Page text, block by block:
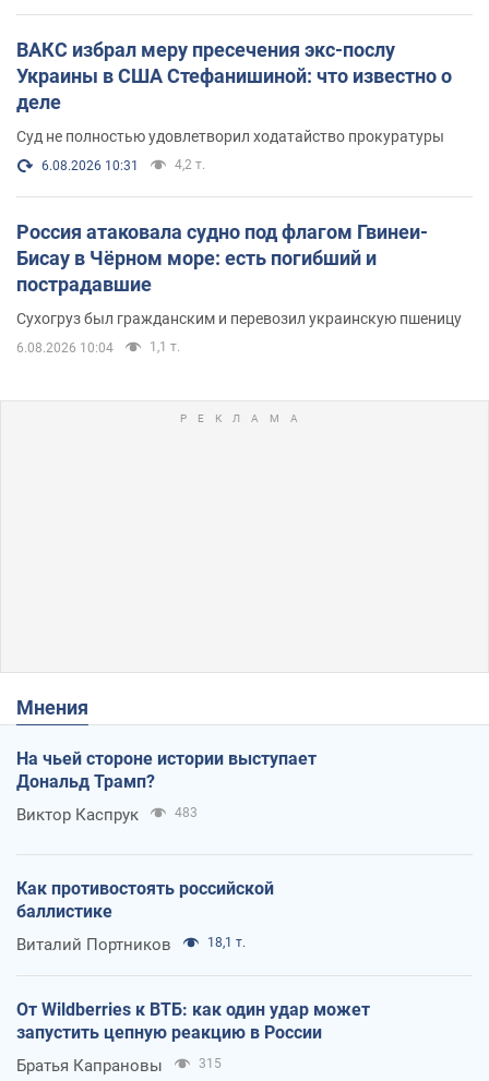
ВАКС избрал меру пресечения экс-послу
Украины в США Стефанишиной: что известно о
деле
Суд не полностью удовлетворил ходатайство прокуратуры
6.08.2026 10:31 4,2 т.
Россия атаковала судно под флагом Гвинеи-
Бисау в Чёрном море: есть погибший и
пострадавшие
Сухогруз был гражданским и перевозил украинскую пшеницу
6.08.2026 10:04 1,1 т.
Мнения
На чьей стороне истории выступает
Дональд Трамп?
Виктор Каспрук 483
Как противостоять российской
баллистике
Виталий Портников 18,1 т.
От Wildberries к ВТБ: как один удар может
запустить цепную реакцию в России
Братья Капрановы 315